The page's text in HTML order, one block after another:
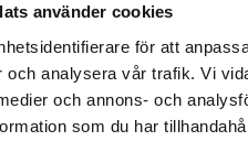
använder cookies
för att
och analysera vår trafik. Vi
och annons- och
som du har
innan användning.